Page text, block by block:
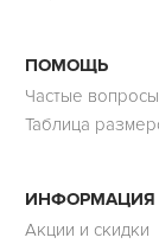
ПОМОЩЬ
Частые вопросы
Таблица
ИНФОРМАЦИЯ
Акции и скидки